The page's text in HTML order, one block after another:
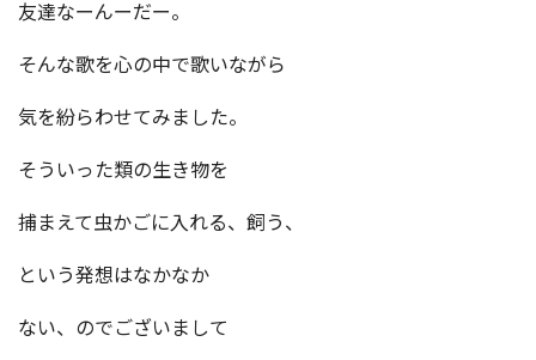
友達なーんーだー。
そんな歌を心の中で歌いながら
気を紛らわせてみました。
そういった類の生き物を
捕まえて虫かごに入れる、飼う、
という発想はなかなか
ない、のでございまして